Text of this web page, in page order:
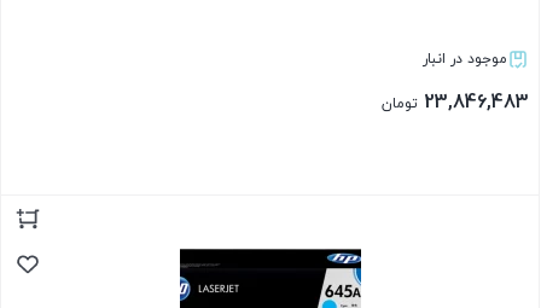
موجود در انبار
23,846,483 تومان